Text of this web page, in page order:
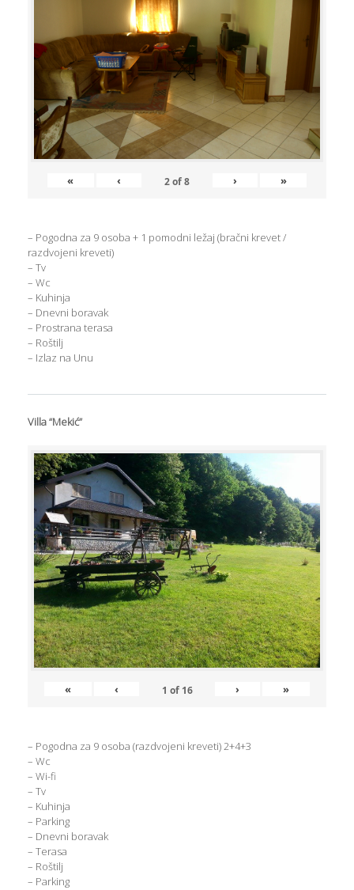
« ‹ 2of8 › »
– Pogodna za 9 osoba + 1 pomodni ležaj (bračni krevet /
razdvojeni kreveti)
– Tv
– Wc
– Kuhinja
– Dnevni boravak
– Prostrana terasa
– Roštilj
– Izlaz na Unu
Villa “Mekić”
« ‹ 1 of 16 › »
– Pogodna za 9 osoba (razdvojeni kreveti) 2+4+3
– Wc
– Wi-fi
– Tv
– Kuhinja
– Parking
– Dnevni boravak
– Terasa
– Roštilj
– Parking